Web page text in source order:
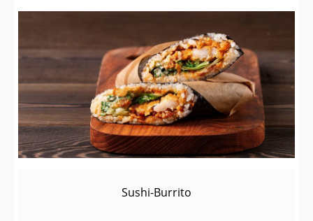
Sushi-Burrito